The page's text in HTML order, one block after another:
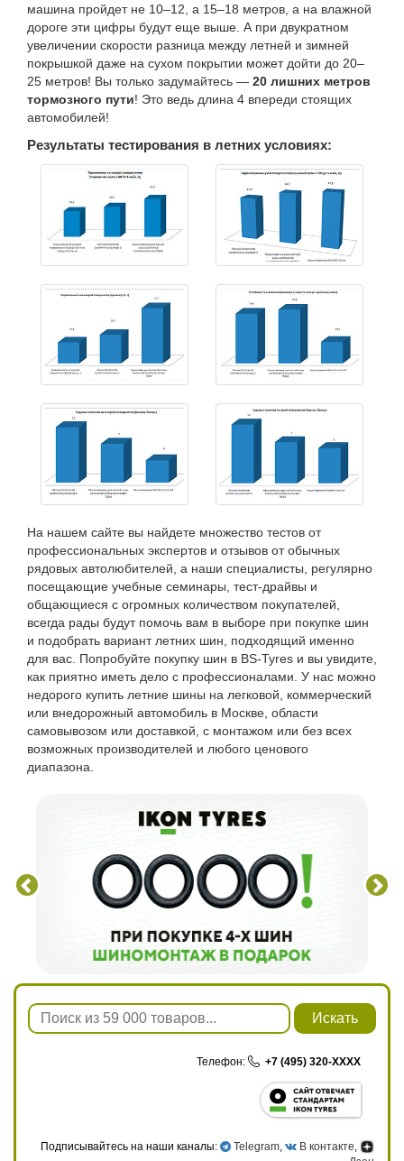
машина пройдет не 10–12, а 15–18 метров, а на влажной
дороге эти цифры будут еще выше. А при двукратном
увеличении скорости разница между летней и зимней
покрышкой даже на сухом покрытии может дойти до 20–
25 метров! Вы только задумайтесь — 20 лишних метров
тормозного пути! Это ведь длина 4 впереди стоящих
автомобилей!
Результаты тестирования в летних условиях:
На нашем сайте вы найдете множество тестов от
профессиональных экспертов и отзывов от обычных
рядовых автолюбителей, а наши специалисты, регулярно
посещающие учебные семинары, тест-драйвы и
общающиеся с огромных количеством покупателей,
всегда рады будут помочь вам в выборе при покупке шин
и подобрать вариант летних шин, подходящий именно
для вас. Попробуйте покупку шин в BS-Tyres и вы увидите,
как приятно иметь дело с профессионалами. У нас можно
недорого купить летние шины на легковой, коммерческий
или внедорожный автомобиль в Москве, области
самовывозом или доставкой, с монтажом или без всех
возможных производителей и любого ценового
диапазона.
Искать
Телефон: +7 (495) 320-XXXX
Подписывайтесь на наши каналы: Telegram , В контакте